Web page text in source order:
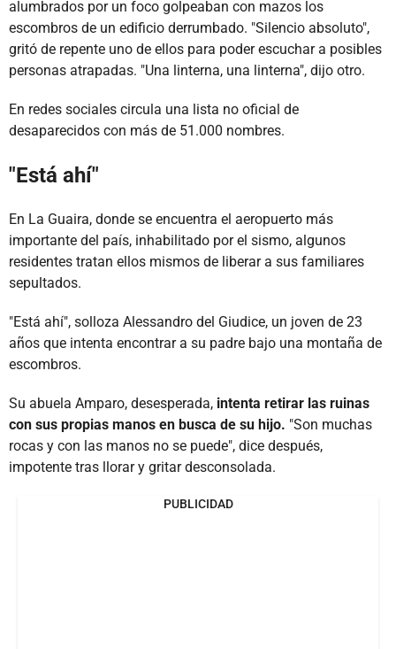
alumbrados por un foco golpeaban con mazos los
escombros de un edificio derrumbado. "Silencio absoluto",
gritó de repente uno de ellos para poder escuchar a posibles
personas atrapadas. "Una linterna, una linterna", dijo otro.
En redes sociales circula una lista no oficial de
desaparecidos con más de 51.000 nombres.
"Está ahí"
En La Guaira, donde se encuentra el aeropuerto más
importante del país, inhabilitado por el sismo, algunos
residentes tratan ellos mismos de liberar a sus familiares
sepultados.
"Está ahí", solloza Alessandro del Giudice, un joven de 23
años que intenta encontrar a su padre bajo una montaña de
escombros.
Su abuela Amparo, desesperada, intenta retirar las ruinas
con sus propias manos en busca de su hijo. "Son muchas
rocas y con las manos no se puede", dice después,
impotente tras llorar y gritar desconsolada.
PUBLICIDAD